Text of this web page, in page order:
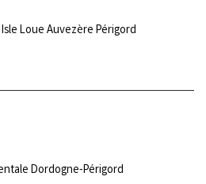
Loue Auvezère Périgord
Dordogne-Périgord